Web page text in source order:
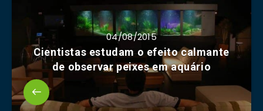
04/08/2015
Cientistas estudam o efeito calmante
de observar peixes em aquário